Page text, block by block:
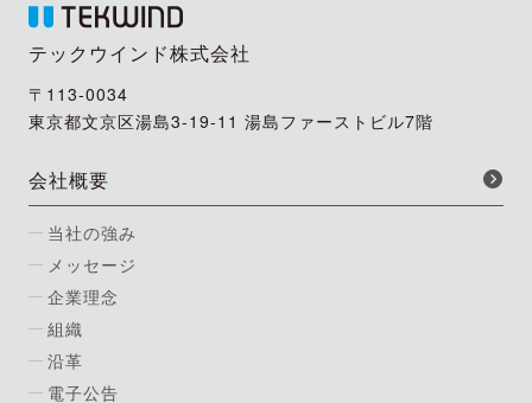
テックウインド株式会社
〒113-0034
東京都文京区湯島3-19-11 湯島ファーストビル7階
会社概要
当社の強み
メッセージ
企業理念
組織
沿革
電子公告